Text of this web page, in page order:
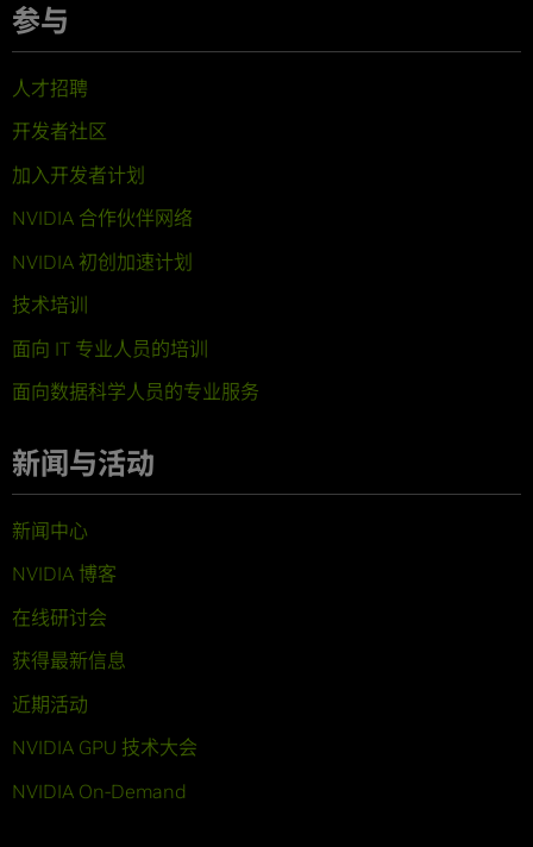
参与
人才招聘
开发者社区
加入开发者计划
NVIDIA 合作伙伴网络
NVIDIA 初创加速计划
技术培训
面向 IT 专业人员的培训
面向数据科学人员的专业服务
新闻与活动
新闻中心
NVIDIA 博客
在线研讨会
获得最新信息
近期活动
NVIDIA GPU 技术大会
NVIDIA On-Demand